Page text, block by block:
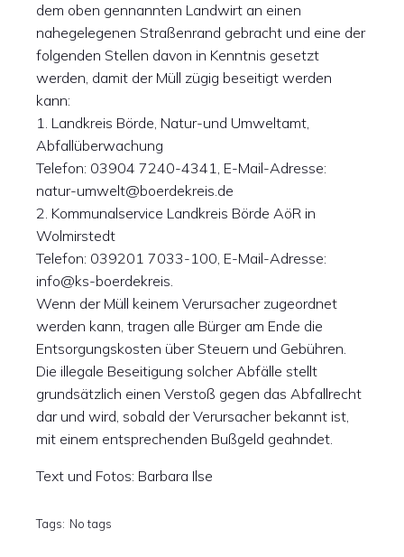
dem oben gennannten Landwirt an einen
nahegelegenen Straßenrand gebracht und eine der
folgenden Stellen davon in Kenntnis gesetzt
werden, damit der Müll zügig beseitigt werden
kann:
1. Landkreis Börde, Natur-und Umweltamt,
Abfallüberwachung
Telefon: 03904 7240-4341, E-Mail-Adresse:
natur-umwelt@boerdekreis.de
2. Kommunalservice Landkreis Börde AöR in
Wolmirstedt
Telefon: 039201 7033-100, E-Mail-Adresse:
info@ks-boerdekreis.
Wenn der Müll keinem Verursacher zugeordnet
werden kann, tragen alle Bürger am Ende die
Entsorgungskosten über Steuern und Gebühren.
Die illegale Beseitigung solcher Abfälle stellt
grundsätzlich einen Verstoß gegen das Abfallrecht
dar und wird, sobald der Verursacher bekannt ist,
mit einem entsprechenden Bußgeld geahndet.
Text und Fotos: Barbara Ilse
Tags: No tags